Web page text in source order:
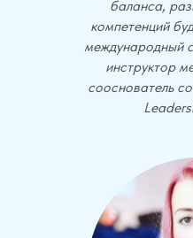
баланса,
компетенций
международный
инструктор
сооснователь